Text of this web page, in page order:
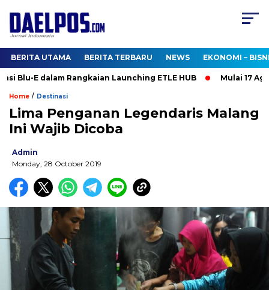
BERITA UTAMA BERITA TERBARU NEWS EKONOMI –
E dalam Rangkaian Launching ETLE HUB Mulai 17
Home / Destinasi
Lima Penganan Legendaris Malang
Ini Wajib Dicoba
Admin
Monday, 28 October 2019